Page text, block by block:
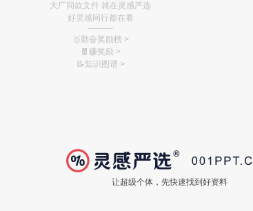
大厂同款文件 就在灵感严选
好灵感同行都在看
———
🥇勤奋奖励榜 >
🧧赚奖励 >
📝知识图谱 >
让超级个体，先快速找到好资料